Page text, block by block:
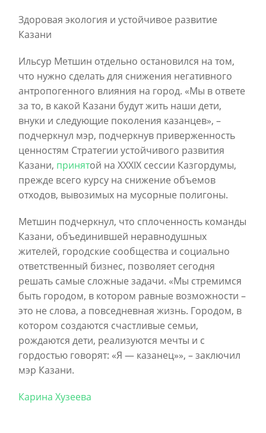
Здоровая экология и устойчивое развитие
Казани
Ильсур Метшин отдельно остановился на том,
что нужно сделать для снижения негативного
антропогенного влияния на город. «Мы в ответе
за то, в какой Казани будут жить наши дети,
внуки и следующие поколения казанцев», –
подчеркнул мэр, подчеркнув приверженность
ценностям Стратегии устойчивого развития
Казани, принятой на XXXIX сессии Казгордумы,
прежде всего курсу на снижение объемов
отходов, вывозимых на мусорные полигоны.
Метшин подчеркнул, что сплоченность команды
Казани, объединившей неравнодушных
жителей, городские сообщества и социально
ответственный бизнес, позволяет сегодня
решать самые сложные задачи. «Мы стремимся
быть городом, в котором равные возможности –
это не слова, а повседневная жизнь. Городом, в
котором создаются счастливые семьи,
рождаются дети, реализуются мечты и с
гордостью говорят: «Я — казанец»», – заключил
мэр Казани.
Карина Хузеева